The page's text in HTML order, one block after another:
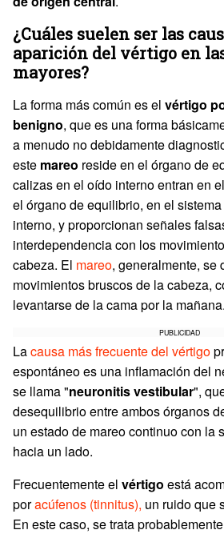
¿Cuáles suelen ser las
aparición del vértigo en
mayores?
La forma más común es el vértigo
benigno, que es una forma
a menudo no debidamente
este mareo reside en el órgano de
calizas en el oído interno entran en
el órgano de equilibrio, en el
interno, y proporcionan señales
interdependencia con los
cabeza. El mareo, generalmente, se
movimientos bruscos de la cabeza,
levantarse de la cama por la mañana.
PUBLICIDAD
Lacausa más frecuente del vértigo
espontáneo es una inflamación del
se llama "neuronitis vestibular",
desequilibrio entre ambos órganos
un estado de mareo continuo con la
hacia un lado.
Frecuentemente el vértigo está
poracúfenos (tinnitus), un ruido que
En este caso, se trata